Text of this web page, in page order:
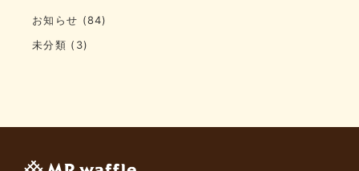
お知らせ (84)
未分類 (3)